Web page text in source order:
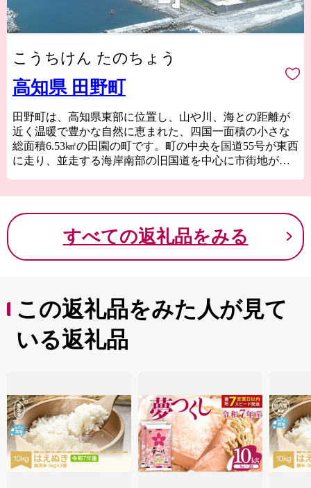
こうちけん たのちょう
高知県 田野町
田野町は、高知県東部に位置し、山や川、海との距離が
近く温暖で豊かな自然に恵まれた、四国一面積の小さな
総面積6.53㎢の田園の町です。町の中央を国道55号が東西
に走り、並走する海岸南部の旧国道を中心に市街地が形
はの「暮らしやすさ」が自慢の町です。また、ライオン
宰相で知られる「濱口雄幸」や幕末の志士「清岡道之
助」など、偉人たちの史跡や文化が、今もなお数多く残
っています。
すべての返礼品をみる
この返礼品をみた人が見て
いる返礼品